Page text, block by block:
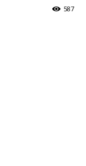
587